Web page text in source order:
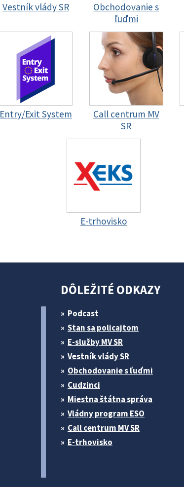
Vestník vlády SR
Obchodovanie s
ľuďmi
Entry/Exit System
Call centrum MV
SR
E-trhovisko
DÔLEŽITÉ ODKAZY
Podcast
Stan sa policajtom
E-služby MV SR
Vestník vlády SR
Obchodovanie s ľuďmi
Cudzinci
Miestna štátna správa
Vládny program ESO
Call centrum MV SR
E-trhovisko